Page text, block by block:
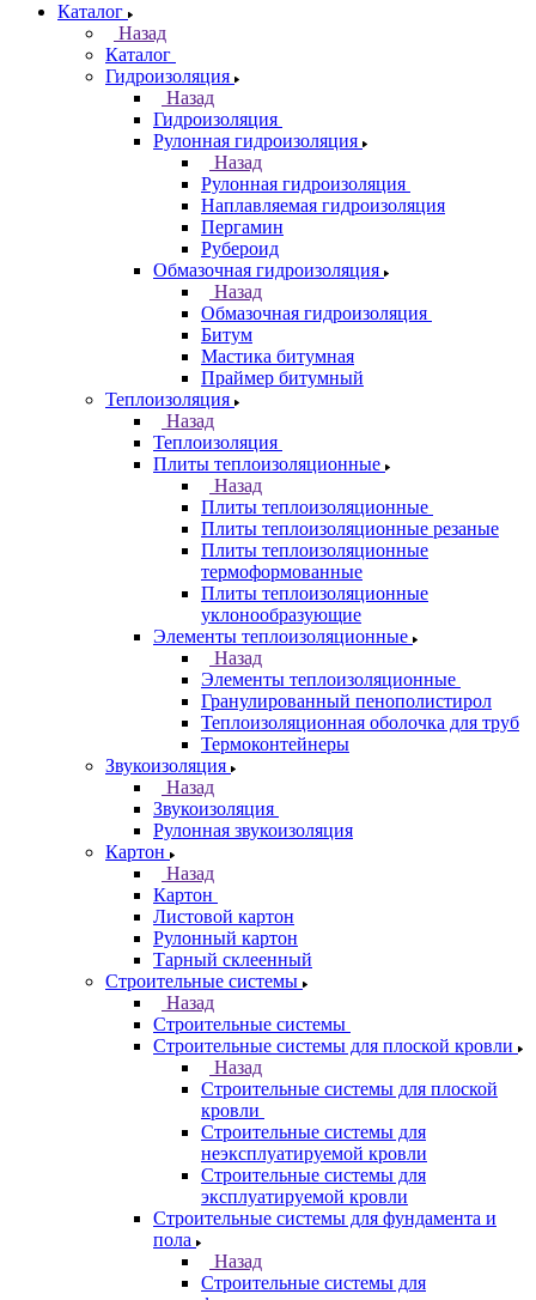
Каталог
Назад
Каталог
Гидроизоляция
Назад
Гидроизоляция
Рулонная гидроизоляция
Назад
Рулонная гидроизоляция
Наплавляемая гидроизоляция
Пергамин
Рубероид
Обмазочная гидроизоляция
Назад
Обмазочная гидроизоляция
Битум
Мастика битумная
Праймер битумный
Теплоизоляция
Назад
Теплоизоляция
Плиты теплоизоляционные
Назад
Плиты теплоизоляционные
Плиты теплоизоляционные резаные
Плиты теплоизоляционные
термоформованные
Плиты теплоизоляционные
уклонообразующие
Элементы теплоизоляционные
Назад
Элементы теплоизоляционные
Гранулированный пенополистирол
Теплоизоляционная оболочка для труб
Термоконтейнеры
Звукоизоляция
Назад
Звукоизоляция
Рулонная звукоизоляция
Картон
Назад
Картон
Листовой картон
Рулонный картон
Тарный склеенный
Строительные системы
Назад
Строительные системы
Строительные системы для плоской кровли
Назад
Строительные системы для плоской
кровли
Строительные системы для
неэксплуатируемой кровли
Строительные системы для
эксплуатируемой кровли
Строительные системы для фундамента и
пола
Назад
Строительные системы для